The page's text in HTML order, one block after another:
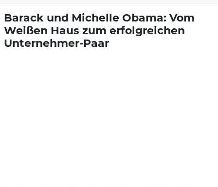
Barack und Michelle Obama: Vom
Weißen Haus zum erfolgreichen
Unternehmer-Paar